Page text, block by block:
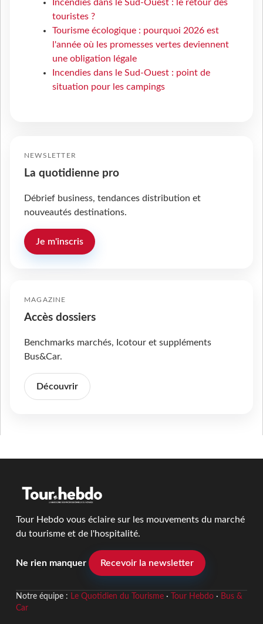
Incendies dans le Sud-Ouest : le retour des
touristes ?
Tourisme écologique : pourquoi 2026 est
l'année où les promesses vertes deviennent
une obligation légale
Incendies dans le Sud-Ouest : point de
situation pour les campings
NEWSLETTER
La quotidienne pro
Débrief business, tendances distribution et
nouveautés destinations.
Je m'inscris
MAGAZINE
Accès dossiers
Benchmarks marchés, Icotour et suppléments
Bus&Car.
Découvrir
Tour Hebdo vous éclaire sur les mouvements du marché
du tourisme et de l'hospitalité.
Ne rien manquer Recevoir la newsletter
Notre équipe : Le Quotidien du Tourisme· Tour Hebdo· Bus &
Car